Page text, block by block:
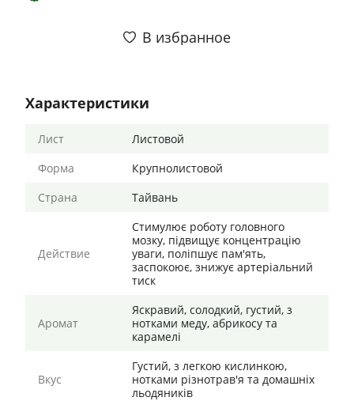
В избранное
Характеристики
Лист
Листовой
Форма
Крупнолистовой
Страна
Тайвань
Действие
Стимулює роботу головного
мозку, підвищує концентрацію
уваги, поліпшує пам'ять,
заспокоює, знижує артеріальний
тиск
Аромат
Яскравий, солодкий, густий, з
нотками меду, абрикосу та
карамелі
Вкус
Густий, з легкою кислинкою,
нотками різнотрав'я та домашніх
льодяників